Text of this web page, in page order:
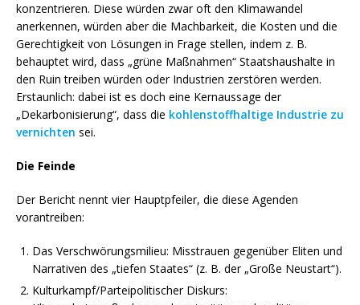
konzentrieren. Diese würden zwar oft den Klimawandel
anerkennen, würden aber die Machbarkeit, die Kosten und die
Gerechtigkeit von Lösungen in Frage stellen, indem z. B.
behauptet wird, dass „grüne Maßnahmen“ Staatshaushalte in
den Ruin treiben würden oder Industrien zerstören werden.
Erstaunlich: dabei ist es doch eine Kernaussage der
„Dekarbonisierung“, dass die kohlenstoffhaltige Industrie zu
vernichten sei.
Die Feinde
Der Bericht nennt vier Hauptpfeiler, die diese Agenden
vorantreiben:
Das Verschwörungsmilieu: Misstrauen gegenüber Eliten und
Narrativen des „tiefen Staates“ (z. B. der „Große Neustart“).
Kulturkampf/Parteipolitischer Diskurs: